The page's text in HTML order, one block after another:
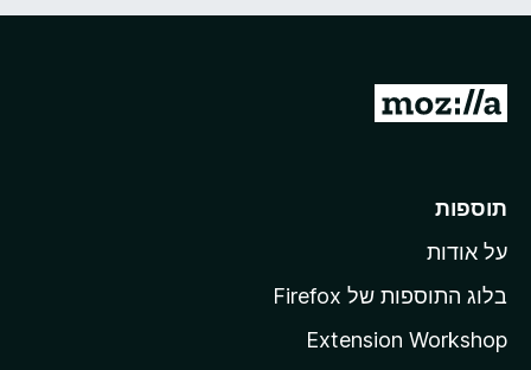
מ
ד
ף
ב
תוספות
על אודות
בלוג התוספות של Firefox
Extension Workshop